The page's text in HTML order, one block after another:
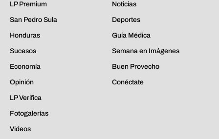
LP Premium
San Pedro Sula
Honduras
Sucesos
Economía
Opinión
LP Verifica
Fotogalerías
Videos
Noticias
Deportes
Guía Médica
Semana en Imágenes
Buen Provecho
Conéctate